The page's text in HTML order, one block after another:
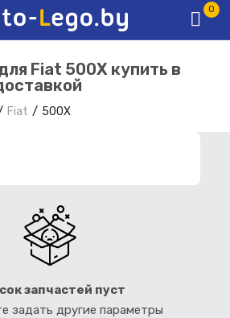
0
Fiat 500X купить в
Fiat 500X
запчастей пуст
задать другие параметры